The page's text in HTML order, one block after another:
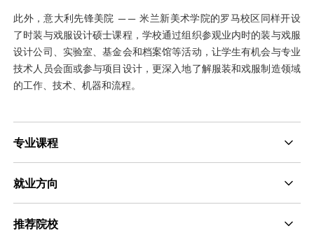
此外，意大利先锋美院 —— 米兰新美术学院的罗马校区同样开设
了时装与戏服设计硕士课程，学校通过组织参观业内时的装与戏服
设计公司、实验室、基金会和档案馆等活动，让学生有机会与专业
技术人员会面或参与项目设计，更深入地了解服装和戏服制造领域
的工作、技术、机器和流程。
专业课程
就业方向
推荐院校